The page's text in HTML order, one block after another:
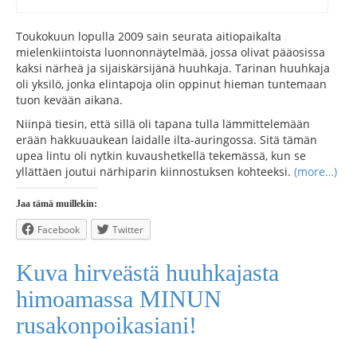
Toukokuun lopulla 2009 sain seurata aitiopaikalta
mielenkiintoista luonnonnäytelmää, jossa olivat pääosissa
kaksi närheä ja sijaiskärsijänä huuhkaja. Tarinan huuhkaja
oli yksilö, jonka elintapoja olin oppinut hieman tuntemaan
tuon kevään aikana.
Niinpä tiesin, että sillä oli tapana tulla lämmittelemään
erään hakkuuaukean laidalle ilta-auringossa. Sitä tämän
upea lintu oli nytkin kuvaushetkellä tekemässä, kun se
yllättäen joutui närhiparin kiinnostuksen kohteeksi. (more…)
Jaa tämä muillekin:
Facebook Twitter
Kuva hirveästä huuhkajasta
himoamassa MINUN
rusakonpoikasiani!